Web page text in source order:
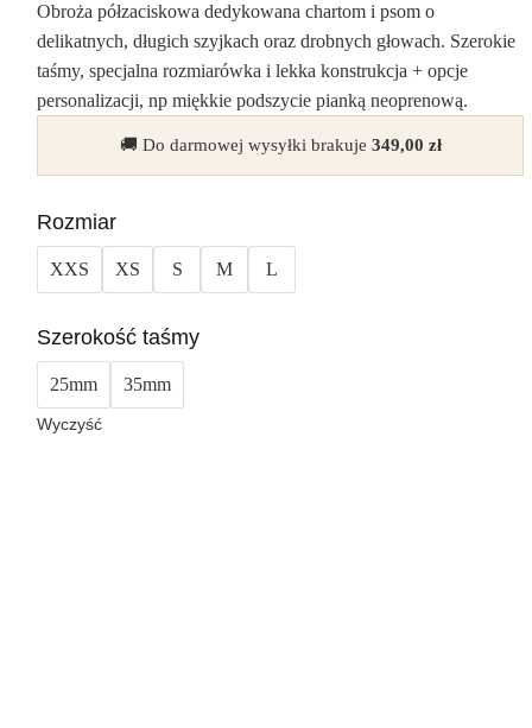
Obroża półzaciskowa dedykowana chartom i psom o
delikatnych, długich szyjkach oraz drobnych głowach. Szerokie
taśmy, specjalna rozmiarówka i lekka konstrukcja + opcje
personalizacji, np miękkie podszycie pianką neoprenową.
🚚 Do darmowej wysyłki brakuje 349,00 zł
Rozmiar
XXS XS S M L
Szerokość taśmy
25mm 35mm
Wyczyść